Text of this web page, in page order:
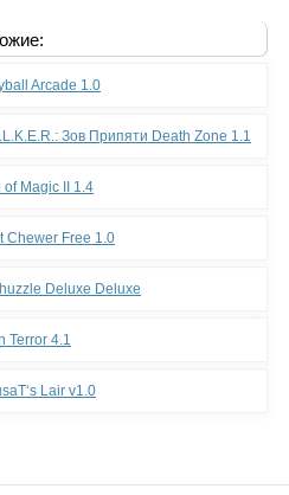
Arcade 1.0
Зов Припяти Death Zone 1.1
of Magic II 1.4
Chewer Free 1.0
Deluxe Deluxe
Terror 4.1
Lair v1.0